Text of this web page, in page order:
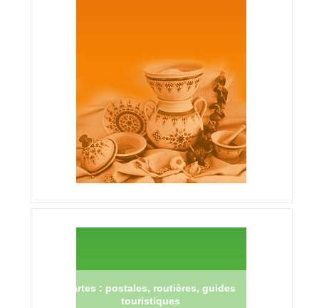
Cartes : postales, routières, guides
touristiques